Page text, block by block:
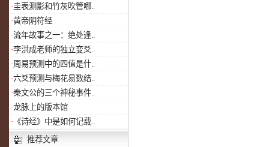
·圭表测影和竹灰吹管哪..
·黄帝阴符经
·流年故事之一：绝处逢..
·李洪成老师的独立变爻..
·周易预测中的四值是什..
·六爻预测与梅花易数结..
·秦文公的三个神秘事件..
·龙脉上的版本馆
· 《诗经》中是如何记载..
推荐文章